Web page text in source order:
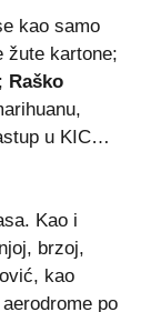
kao samo
žute kartone;
Raško
u KIC…
Kao i
brzoj,
kao
po